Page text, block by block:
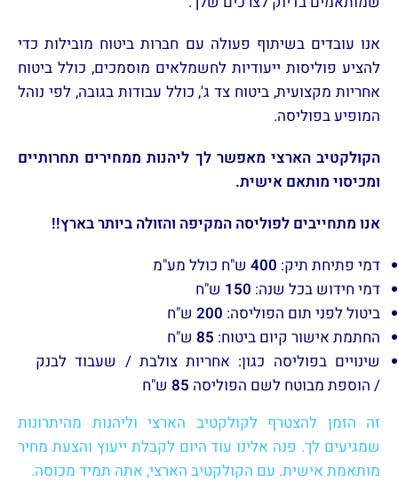
אנו עובדים בשיתוף פעולה עם חברות ביטוח מובילות כדי
להציע פוליסות ייעודיות לחשמלאים מוסמכים, כולל ביטוח
אחריות מקצועית, ביטוח צד ג', כולל עבודות בגובה, לפי נוהל
המופיע בפוליסה.
הקולקטיב הארצי מאפשר לך ליהנות ממחירים תחרותיים
ומכיסוי מותאם אישית.
אנו מתחייבים לפוליסה המקיפה והזולה ביותר בארץ!!
דמי פתיחת תיק: 400 ש"ח כולל מע"מ
דמי חידוש בכל שנה: 150 ש"ח
ביטול לפני תום הפוליסה: 200 ש"ח
החתמת אישור קיום ביטוח: 85 ש"ח
שינויים בפוליסה כגון: אחריות צולבת / שעבוד לבנק
/ הוספת מבוטח לשם הפוליסה 85 ש"ח
זה הזמן להצטרף לקולקטיב הארצי וליהנות מהיתרונות
שמגיעים לך. פנה אלינו עוד היום לקבלת ייעוץ והצעת מחיר
מותאמת אישית. עם הקולקטיב הארצי, אתה תמיד מכוסה.